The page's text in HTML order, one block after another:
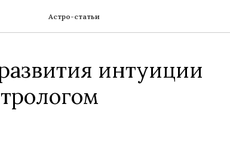
Астро-статьи
интуиции